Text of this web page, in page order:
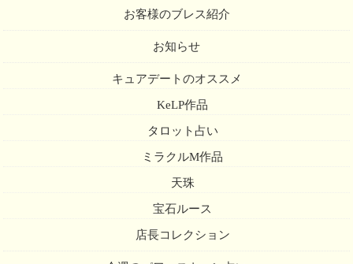
お客様のブレス紹介
お知らせ
キュアデートのオススメ
KeLP作品
タロット占い
ミラクルM作品
天珠
宝石ルース
店長コレクション